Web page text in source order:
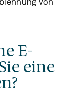
von
E-
eine